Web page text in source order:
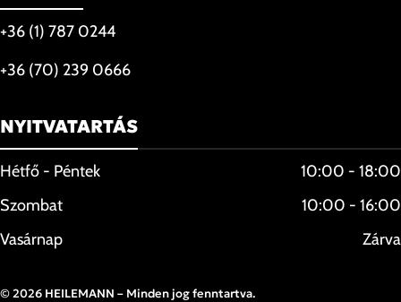
+36 (1) 787 0244
+36 (70) 239 0666
NYITVATARTÁS
Hétfő - Péntek
10:00 - 18:00
Szombat
10:00 - 16:00
Vasárnap
Zárva
© 2026 HEILEMANN – Minden jog fenntartva.